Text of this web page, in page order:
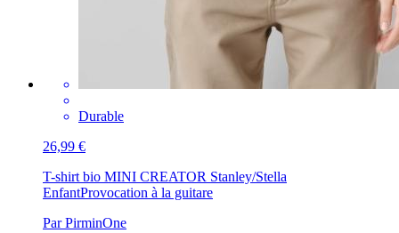
Durable
26,99 €
T-shirt bio MINI CREATOR Stanley/Stella
EnfantProvocation à la guitare
Par PirminOne